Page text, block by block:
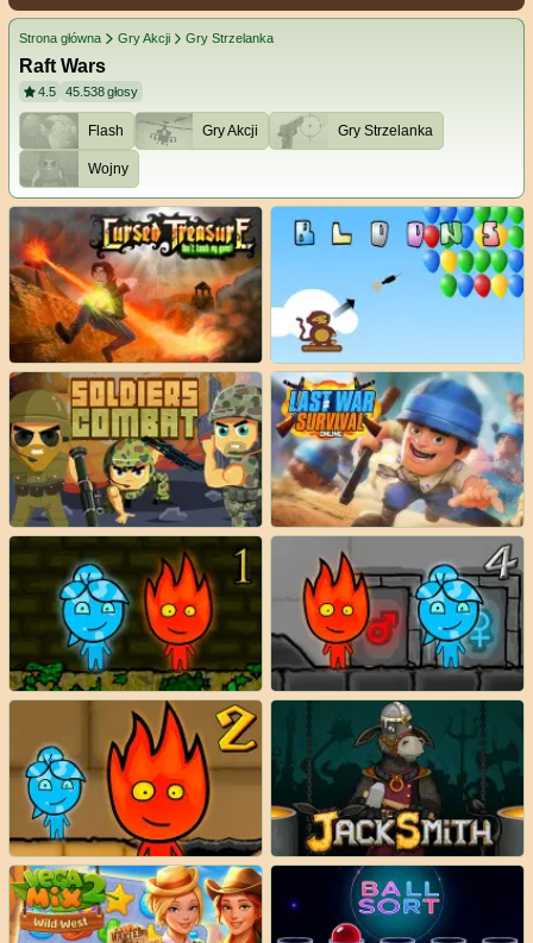
Strona główna Gry Akcji Gry Strzelanka
Raft Wars
4.5 45.538głosy
Flash Gry Akcji Gry Strzelanka
Wojny